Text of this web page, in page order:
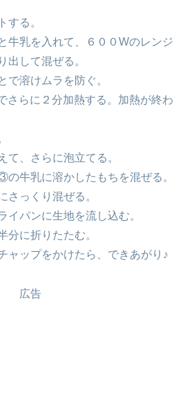
る。
乳を入れて、６００Wのレンジ
出して混ぜる。
溶けムラを防ぐ。
らに２分加熱する。加熱が終わ
、さらに泡立てる。
乳に溶かしたもちを混ぜる。
っくり混ぜる。
パンに生地を流し込む。
に折りたたむ。
ップをかけたら、できあがり♪
広告